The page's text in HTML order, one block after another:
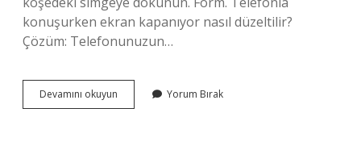
konuşurken ekran kapanıyor nasıl düzeltilir?
Çözüm: Telefonunuzun…
Devamını okuyun
Sensör
Yorum Bırak